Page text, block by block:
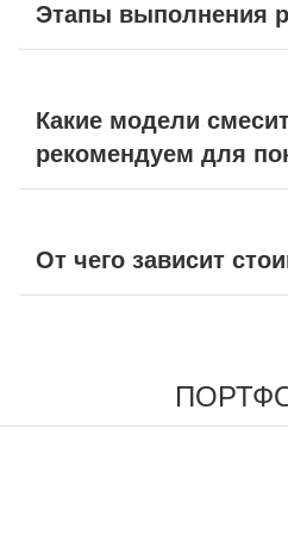
Этапы выполнения
Какие модели
рекомендуем для
От чего зависит